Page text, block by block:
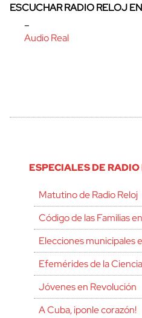
ESCUCHAR RADIO RELOJ
–
Audio Real
ESPECIALES DE
Matutino de Radio Reloj
Código de las Familias
Elecciones municipales
Efemérides de la Ciencia
Jóvenes en Revolución
A Cuba, ¡ponle corazón!